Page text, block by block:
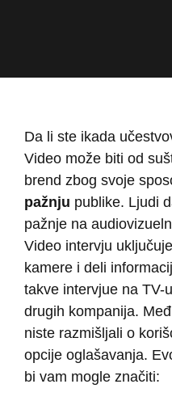
Da li ste ikada
Video može biti od
brend zbog svoje
pažnju publike. Ljudi
pažnje na
Video intervju
kamere i deli
takve intervjue na TV-
drugih kompanija.
niste razmišljali o
opcije oglašavanja.
bi vam mogle značiti: